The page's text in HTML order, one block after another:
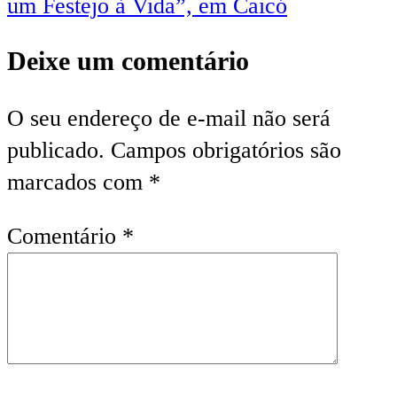
um Festejo à Vida”, em Caicó
Deixe um comentário
O seu endereço de e-mail não será
publicado. Campos obrigatórios são
marcados com *
Comentário *